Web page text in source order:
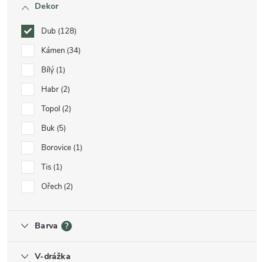
Dekor
Dub 128
Kámen 34
Bílý 1
Habr 2
Topol 2
Buk 5
Borovice 1
Tis 1
Ořech 2
Barva ?
V-drážka